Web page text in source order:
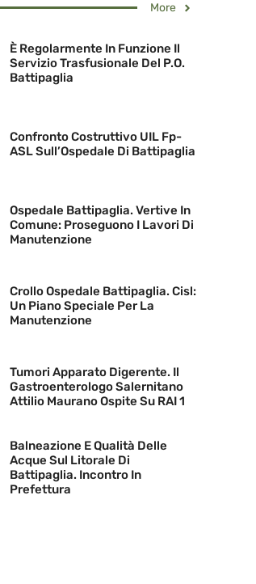
More
È Regolarmente In Funzione Il
Servizio Trasfusionale Del P.O.
Battipaglia
Confronto Costruttivo UIL Fp-
ASL Sull’Ospedale Di Battipaglia
Ospedale Battipaglia. Vertive In
Comune: Proseguono I Lavori Di
Manutenzione
Crollo Ospedale Battipaglia. Cisl:
Un Piano Speciale Per La
Manutenzione
Tumori Apparato Digerente. Il
Gastroenterologo Salernitano
Attilio Maurano Ospite Su RAI 1
Balneazione E Qualità Delle
Acque Sul Litorale Di
Battipaglia. Incontro In
Prefettura